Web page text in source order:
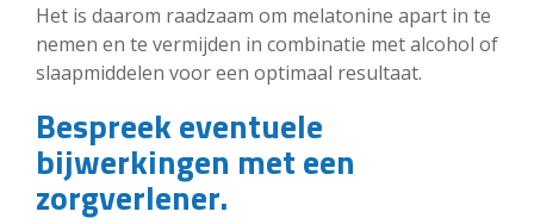
Het is daarom raadzaam om melatonine apart in te
nemen en te vermijden in combinatie met alcohol of
slaapmiddelen voor een optimaal resultaat.
Bespreek eventuele
bijwerkingen met een
zorgverlener.